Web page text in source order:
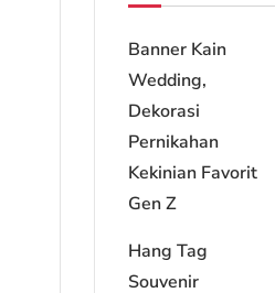
Banner Kain
Wedding,
Dekorasi
Pernikahan
Kekinian Favorit
Gen Z
Hang Tag
Souvenir